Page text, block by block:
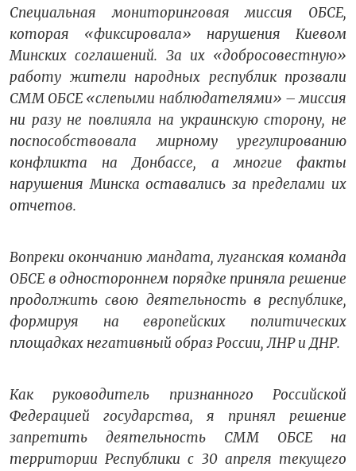
Специальная мониторинговая миссия ОБСЕ,
которая «фиксировала» нарушения Киевом
Минских соглашений. За их «добросовестную»
работу жители народных республик прозвали
СММ ОБСЕ «слепыми наблюдателями» – миссия
ни разу не повлияла на украинскую сторону, не
поспособствовала мирному урегулированию
конфликта на Донбассе, а многие факты
нарушения Минска оставались за пределами их
отчетов.
Вопреки окончанию мандата, луганская команда
ОБСЕ в одностороннем порядке приняла решение
продолжить свою деятельность в республике,
формируя на европейских политических
площадках негативный образ России, ЛНР и ДНР.
Как руководитель признанного Российской
Федерацией государства, я принял решение
запретить деятельность СММ ОБСЕ на
территории Республики с 30 апреля текущего